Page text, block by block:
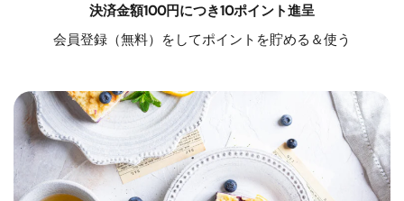
決済金額100円につき10ポイント進呈
会員登録（無料）をしてポイントを貯める＆使う